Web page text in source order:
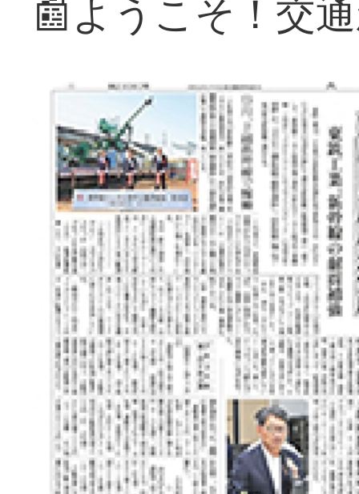
📰ようこそ！交